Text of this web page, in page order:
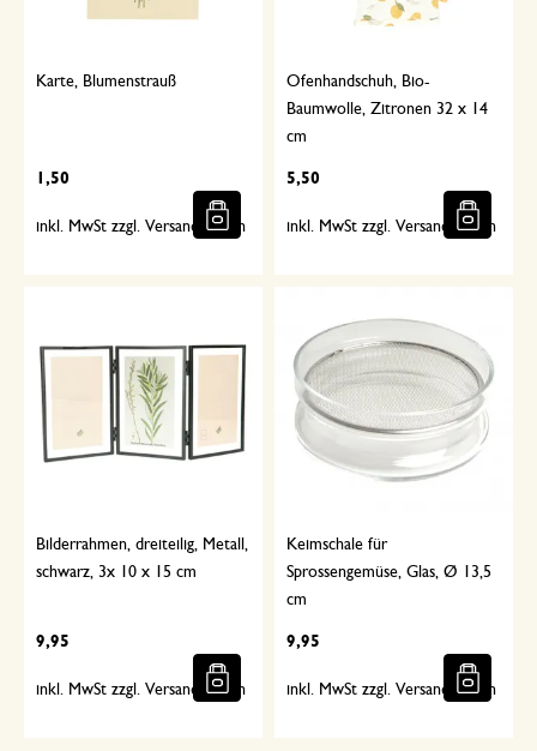
Karte, Blumenstrauß
1,50
inkl. MwSt zzgl. Versandkosten
Ofenhandschuh, Bio-
Baumwolle, Zitronen 32 x 14
cm
5,50
inkl. MwSt zzgl. Versandkosten
Bilderrahmen, dreiteilig, Metall,
schwarz, 3x 10 x 15 cm
9,95
inkl. MwSt zzgl. Versandkosten
Keimschale für
Sprossengemüse, Glas, Ø 13,5
cm
9,95
inkl. MwSt zzgl. Versandkosten